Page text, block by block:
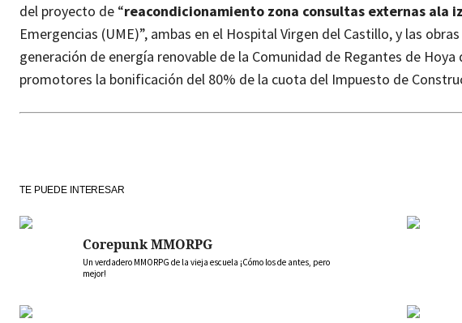
del proyecto de “reacondicionamiento zona consultas externas ala
Emergencias (UME)”, ambas en el Hospital Virgen del Castillo, y las
generación de energía renovable de la Comunidad de Regantes de
promotores la bonificación del 80% de la cuota del Impuesto de
TE PUEDE INTERESAR
Corepunk MMORPG
Un verdadero MMORPG de la vieja escuela ¡Cómo los de antes, pero
mejor!